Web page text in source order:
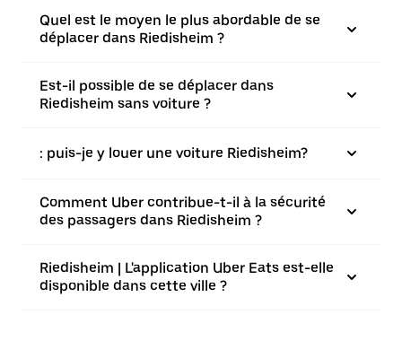
Quel est le moyen le plus abordable de se
déplacer dans Riedisheim ?
Est-il possible de se déplacer dans
Riedisheim sans voiture ?
: puis-je y louer une voiture Riedisheim?
Comment Uber contribue-t-il à la sécurité
des passagers dans Riedisheim ?
Riedisheim | L'application Uber Eats est-elle
disponible dans cette ville ?